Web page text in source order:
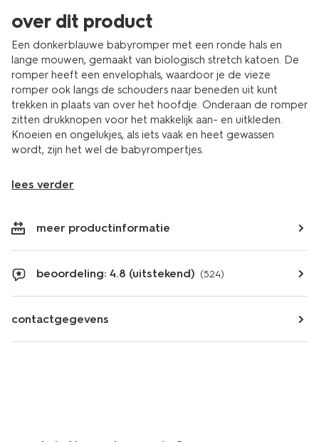
over dit product
Een donkerblauwe babyromper met een ronde hals en
lange mouwen, gemaakt van biologisch stretch katoen. De
romper heeft een envelophals, waardoor je de vieze
romper ook langs de schouders naar beneden uit kunt
trekken in plaats van over het hoofdje. Onderaan de romper
zitten drukknopen voor het makkelijk aan- en uitkleden.
Knoeien en ongelukjes, als iets vaak en heet gewassen
wordt, zijn het wel de babyrompertjes.
lees verder
meer productinformatie
beoordeling: 4.8 (uitstekend) (524)
contactgegevens